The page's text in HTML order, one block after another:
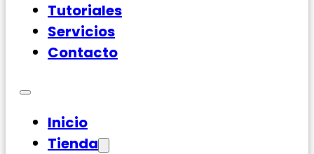
Tutoriales
Servicios
Contacto
Inicio
Tienda